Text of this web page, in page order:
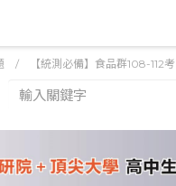
/ 【統測必備】食品群108-112